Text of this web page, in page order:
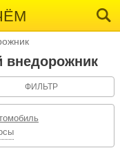
внедорожник
ФИЛЬТР